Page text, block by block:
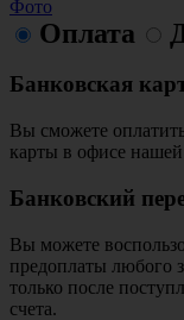
Оплата
Банковская
Вы сможете
карты в офисе
Банковский
Вы можете
предоплаты любого
только после
счета.